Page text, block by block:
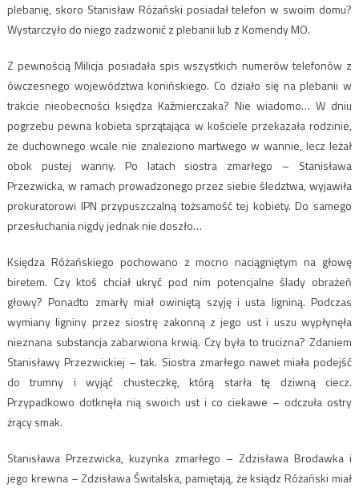
plebanię, skoro Stanisław Różański posiadał telefon w swoim domu?
Wystarczyło do niego zadzwonić z plebanii lub z Komendy MO.
Z pewnością Milicja posiadała spis wszystkich numerów telefonów z
ówczesnego województwa konińskiego. Co działo się na plebanii w
trakcie nieobecności księdza Kaźmierczaka? Nie wiadomo… W dniu
pogrzebu pewna kobieta sprzątająca w kościele przekazała rodzinie,
że duchownego wcale nie znaleziono martwego w wannie, lecz leżał
obok pustej wanny. Po latach siostra zmarłego – Stanisława
Przezwicka, w ramach prowadzonego przez siebie śledztwa, wyjawiła
prokuratorowi IPN przypuszczalną tożsamość tej kobiety. Do samego
przesłuchania nigdy jednak nie doszło…
Księdza Różańskiego pochowano z mocno naciągniętym na głowę
biretem. Czy ktoś chciał ukryć pod nim potencjalne ślady obrażeń
głowy? Ponadto zmarły miał owiniętą szyję i usta ligniną. Podczas
wymiany ligniny przez siostrę zakonną z jego ust i uszu wypłynęła
nieznana substancja zabarwiona krwią. Czy była to trucizna? Zdaniem
Stanisławy Przezwickiej – tak. Siostra zmarłego nawet miała podejść
do trumny i wyjąć chusteczkę, którą starła tę dziwną ciecz.
Przypadkowo dotknęła nią swoich ust i co ciekawe – odczuła ostry
żrący smak.
Stanisława Przezwicka, kuzynka zmarłego – Zdzisława Brodawka i
jego krewna – Zdzisława Świtalska, pamiętają, że ksiądz Różański miał